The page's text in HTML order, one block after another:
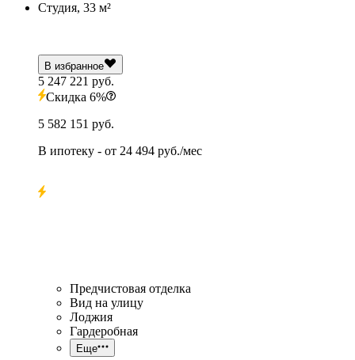
Студия, 33 м²
В избранное
5 247 221 руб.
Скидка 6%
5 582 151 руб.
В ипотеку - от 24 494 руб./мес
Предчистовая отделка
Вид на улицу
Лоджия
Гардеробная
Еще